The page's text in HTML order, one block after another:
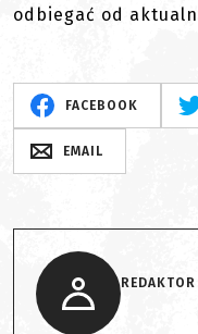
odbiegać od
FACEBOOK
EMAIL
REDAKTOR